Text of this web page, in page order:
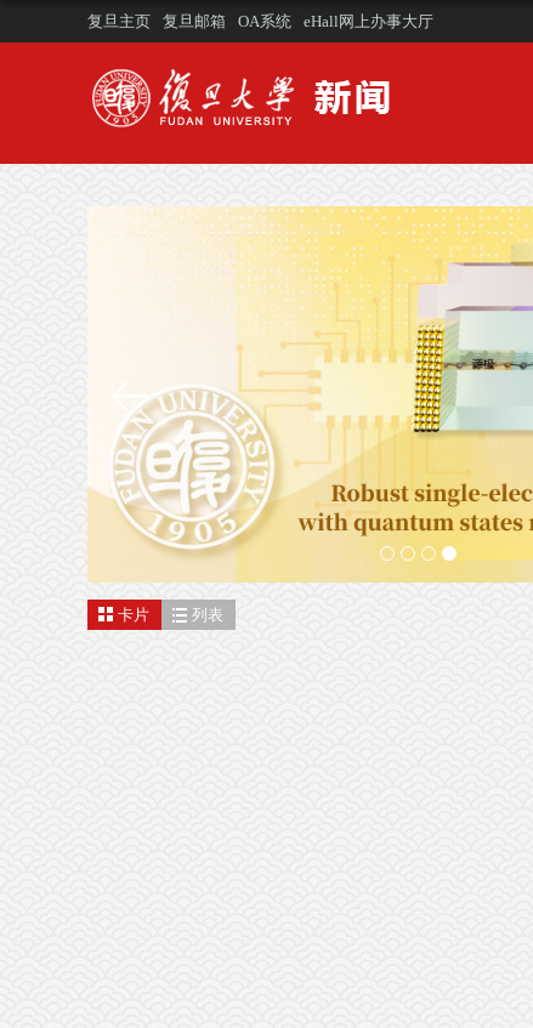
复旦主页 复旦邮箱 OA系统 eHall网上办事大厅
卡片 列表